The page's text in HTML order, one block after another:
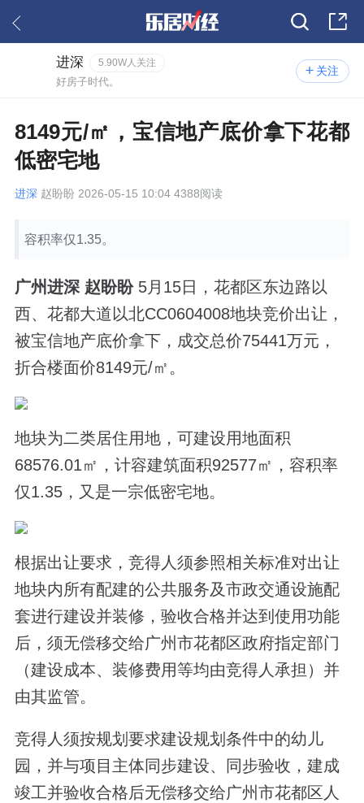
关注
进深 5.90W人关注
好房子时代。
8149元/㎡，宝信地产底价拿下花都
低密宅地
进深 赵盼盼 2026-05-15 10:04 4388阅读
容积率仅1.35。
广州进深 赵盼盼5月15日，花都区东边路以
西、花都大道以北CC0604008地块竞价出让，
被宝信地产底价拿下，成交总价75441万元，
折合楼面价8149元/㎡。
地块为二类居住用地，可建设用地面积
68576.01㎡，计容建筑面积92577㎡，容积率
仅1.35，又是一宗低密宅地。
根据出让要求，竞得人须参照相关标准对出让
地块内所有配建的公共服务及市政交通设施配
套进行建设并装修，验收合格并达到使用功能
后，须无偿移交给广州市花都区政府指定部门
（建设成本、装修费用等均由竞得人承担）并
由其监管。
竞得人须按规划要求建设规划条件中的幼儿
园，并与项目主体同步建设、同步验收，建成
竣工并验收合格后无偿移交给广州市花都区人